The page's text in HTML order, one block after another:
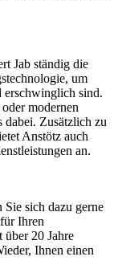
Jab ständig die
um
erschwinglich sind.
modernen
dabei. Zusätzlich zu
Anstötz auch
an.
Sie sich dazu gerne
Ihren
20 Jahre
Ihnen einen